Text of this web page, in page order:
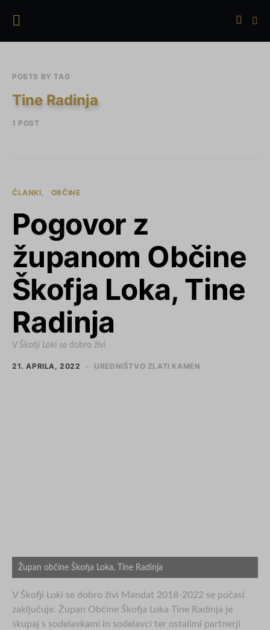
POSTS BY TAG
Tine Radinja
1 POST
ČLANKI OBČINE
Pogovor z
županom Občine
Škofja Loka, Tine
Radinja
V Škofji Loki se dobro živi
21. APRILA, 2022 UREDNIŠTVO ZLATI KAMEN
Župan občine Škofja Loka, Tine Radinja
V Škofji Loki se dobro živi Mandat 2018-2022 se počasi
zaključuje. Župan Občine Škofja Loka Tine Radinja je
skupaj s sodelavkami in sodelavci ter ostalimi partnerji